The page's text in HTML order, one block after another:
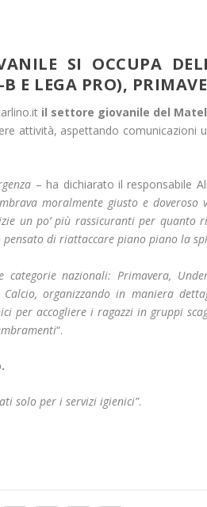
SI OCCUPA
E LEGA PRO),
il settore giovanile del
attività, aspettando comunicazioni
– ha dichiarato il responsabile
moralmente giusto e doveroso
un po’ più rassicuranti per quanto
di riattaccare piano piano la
nazionali: Primavera,
organizzando in maniera
per accogliere i ragazzi in gruppi
“.
solo per i servizi igienici”.